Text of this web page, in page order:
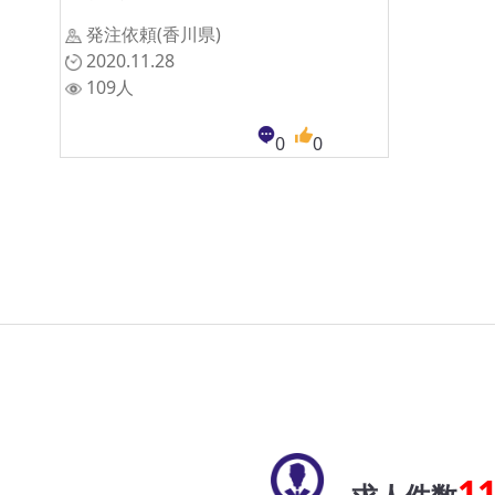
発注依頼(香川県)
2020.11.28
109人
0 0